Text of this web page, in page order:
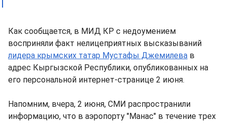
Как сообщается, в МИД КР с недоумением
восприняли факт нелицеприятных высказываний
лидера крымских татар Мустафы Джемилева в
адрес Кыргызской Республики, опубликованных на
его персональной интернет-странице 2 июня.
Напомним, вчера, 2 июня, СМИ распространили
информацию, что в аэропорту "Манас" в течение трех